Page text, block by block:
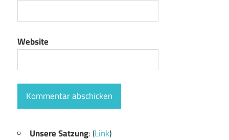
Website
Unsere Satzung: (Link)